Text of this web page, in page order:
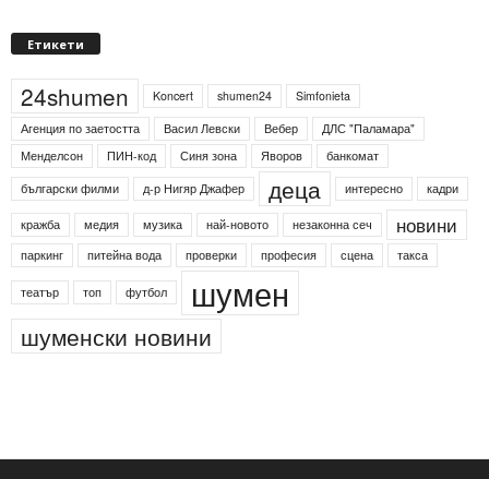
Етикети
24shumen Koncert shumen24
Simfonieta
Агенция по заетостта
Васил Левски Вебер
ДЛС "Паламара"
Менделсон
ПИН-код Синя зона Яворов
банкомат
български филми
д-р Нигяр Джафер деца интересно кадри
кражба медия музика най-новото незаконна сеч новини
паркинг питейна вода проверки професия сцена такса
театър топ футбол шумен
шуменски новини